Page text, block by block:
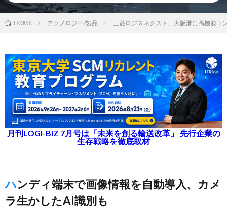
HOME テクノロジー/製品 三菱ロジスネクスト、大阪港に高機能コ
月刊LOGI-BIZ 7月号は「未来を創る輸送改革」 先行企業の
生存戦略を徹底取材
ハンディ端末で画像情報を自動導入、カメ
ラ生かしたAI識別も